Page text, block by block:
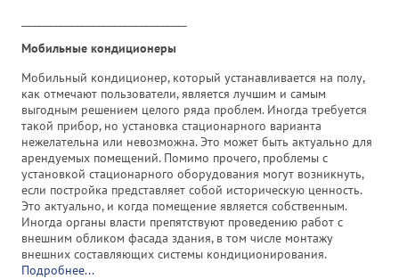
Мобильные кондиционеры
Мобильный кондиционер, который устанавливается на полу,
как отмечают пользователи, является лучшим и самым
выгодным решением целого ряда проблем. Иногда требуется
такой прибор, но установка стационарного варианта
нежелательна или невозможна. Это может быть актуально для
арендуемых помещений. Помимо прочего, проблемы с
установкой стационарного оборудования могут возникнуть,
если постройка представляет собой историческую ценность.
Это актуально, и когда помещение является собственным.
Иногда органы власти препятствуют проведению работ с
внешним обликом фасада здания, в том числе монтажу
внешних составляющих системы кондиционирования.
Подробнее...